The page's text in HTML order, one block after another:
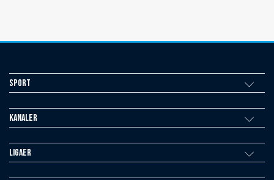
Sport
Kanaler
Ligaer